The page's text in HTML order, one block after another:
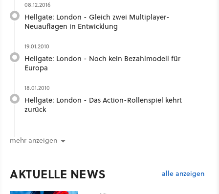
08.12.2016
Hellgate: London - Gleich zwei Multiplayer-
Neuauflagen in Entwicklung
19.01.2010
Hellgate: London - Noch kein Bezahlmodell für
Europa
18.01.2010
Hellgate: London - Das Action-Rollenspiel kehrt
zurück
mehr anzeigen
AKTUELLE NEWS alle anzeigen